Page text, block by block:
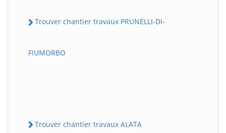
Trouver chantier travaux PRUNELLI-DI-
FIUMORBO
Trouver chantier travaux ALATA